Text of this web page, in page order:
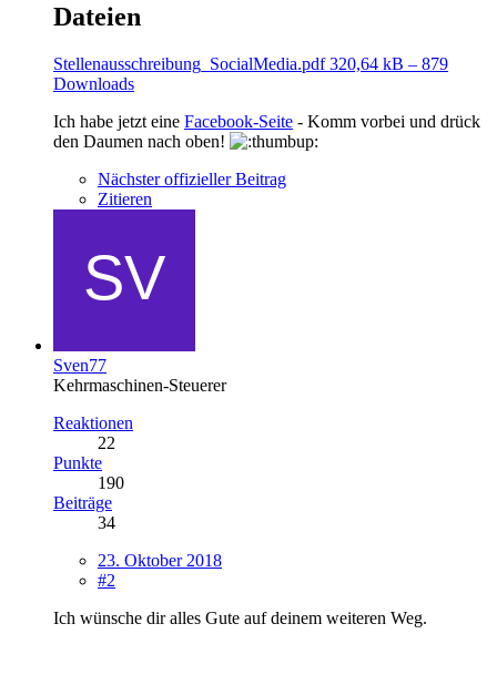
Dateien
Stellenausschreibung_SocialMedia.pdf 320,64 kB – 879
Downloads
Ich habe jetzt eine Facebook-Seite - Komm vorbei und drück
den Daumen nach oben!
Nächster offizieller Beitrag
Zitieren
Sven77
Kehrmaschinen-Steuerer
Reaktionen
22
Punkte
190
Beiträge
34
23. Oktober 2018
#2
Ich wünsche dir alles Gute auf deinem weiteren Weg.